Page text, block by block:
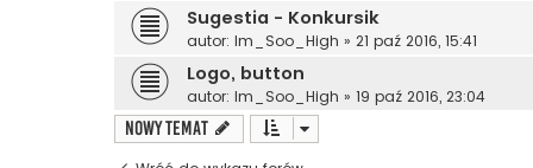
Sugestia - Konkursik
autor: Im_Soo_High » 21 paź 2016, 15:41
Logo, button
autor: Im_Soo_High » 19 paź 2016, 23:04
NOWY TEMAT